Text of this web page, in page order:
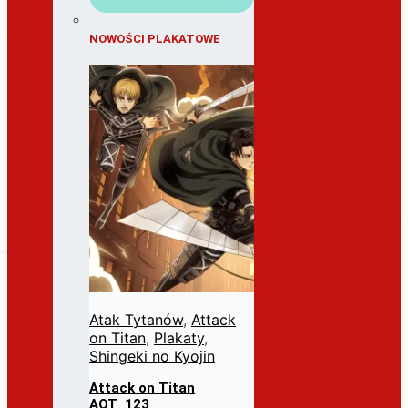
NOWOŚCI PLAKATOWE
Atak Tytanów, Attack
on Titan, Plakaty,
Shingeki no Kyojin
Attack on Titan
AOT_123